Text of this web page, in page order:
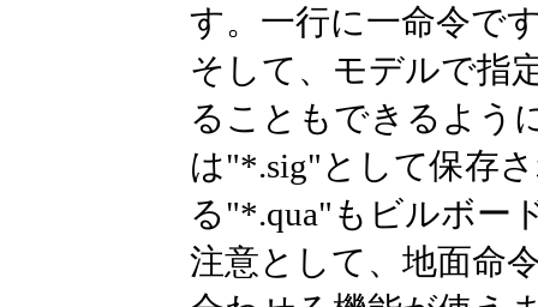
す。一行に一命令で
そして、モデルで指
ることもできるよう
は"*.sig"として保存
る"*.qua"もビルボー
注意として、地面命